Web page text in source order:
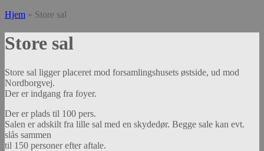
Hjem » Store sal
Store sal
Store sal ligger placeret mod forsamlingshusets østside, ud mod
Nordborgvej.
Der er indgang fra foyer.
Der er plads til 100 pers.
Salen er adskilt fra lille sal med en skydedør. Begge sale kan evt.
slås sammen
til 150 personer efter aftale.